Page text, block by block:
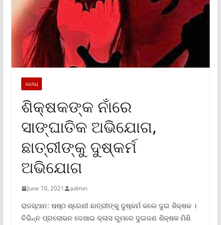
ଜାତୀୟ
ଶିକ୍ଷକଙ୍କ ନାଁରେ
ସାଙ୍ଘାତିକ ଅଭିଯୋଗ,
ଛାତ୍ରୀଙ୍କୁ ଦୁଷ୍କର୍ମ
ଅଭିଯୋଗ
June 10, 2021 admin
ରାଜସ୍ଥାନ: ଷଷ୍ଠ ଶ୍ରେଣୀ ଛାତ୍ରୀଙ୍କୁ ଦୁଷ୍କର୍ମ କଲେ ଦୁଇ ଶିକ୍ଷକ ।
ବିଭିନ୍ନ ପ୍ରଲୋଭନ ଦେଖାଇ କ୍ଳାସ ରୁମରେ ଦୁଇଜଣ ଶିକ୍ଷକ ମିଶି